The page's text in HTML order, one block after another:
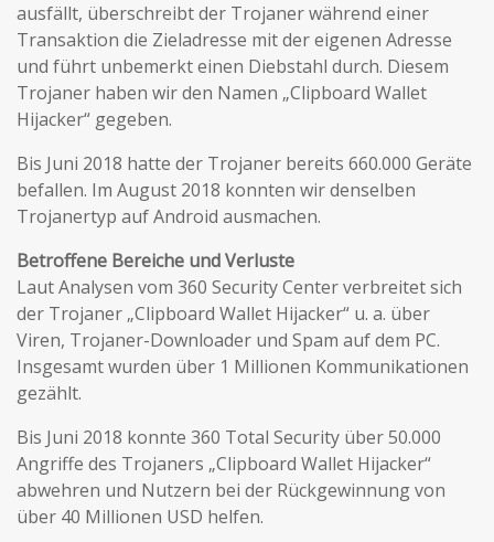
ausfällt, überschreibt der Trojaner während einer
Transaktion die Zieladresse mit der eigenen Adresse
und führt unbemerkt einen Diebstahl durch. Diesem
Trojaner haben wir den Namen „Clipboard Wallet
Hijacker“ gegeben.
Bis Juni 2018 hatte der Trojaner bereits 660.000 Geräte
befallen. Im August 2018 konnten wir denselben
Trojanertyp auf Android ausmachen.
Betroffene Bereiche und Verluste
Laut Analysen vom 360 Security Center verbreitet sich
der Trojaner „Clipboard Wallet Hijacker“ u. a. über
Viren, Trojaner-Downloader und Spam auf dem PC.
Insgesamt wurden über 1 Millionen Kommunikationen
gezählt.
Bis Juni 2018 konnte 360 Total Security über 50.000
Angriffe des Trojaners „Clipboard Wallet Hijacker“
abwehren und Nutzern bei der Rückgewinnung von
über 40 Millionen USD helfen.